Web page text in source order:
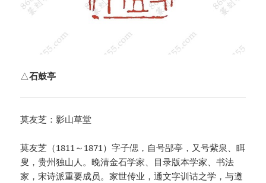
△石鼓亭
莫友芝：影山草堂
莫友芝（1811～1871）字子偲，自号郘亭，又号紫泉、眲
叟，贵州独山人。晚清金石学家、目录版本学家、书法
家，宋诗派重要成员。家世传业，通文字训诂之学，与遵